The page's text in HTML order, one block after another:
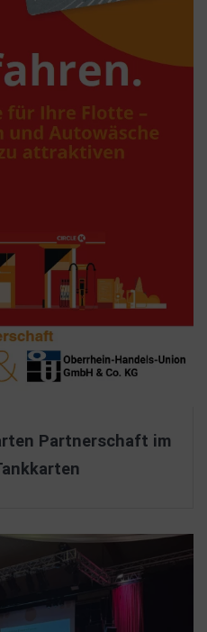
Partnerschaft im